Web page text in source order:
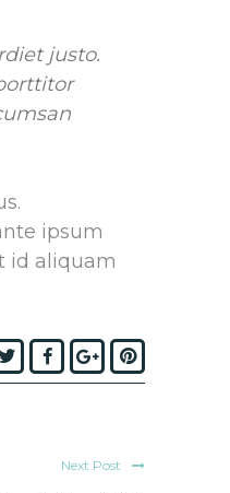
justo.
ipsum
id aliquam
TwitterFacebook
Google+Pinterest
Next Post